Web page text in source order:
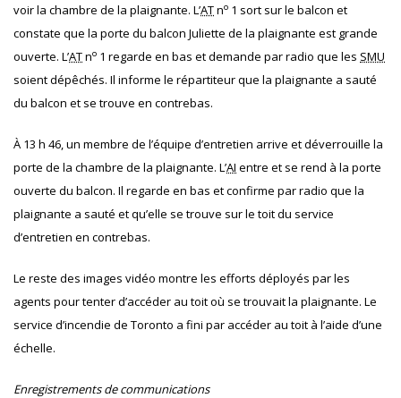
voir la chambre de la plaignante. L’ATno 1 sort sur le balcon et
constate que la porte du balcon Juliette de la plaignante est grande
ouverte. L’ATno 1 regarde en bas et demande par radio que les SMU
soient dépêchés. Il informe le répartiteur que la plaignante a sauté
du balcon et se trouve en contrebas.
À 13 h 46, un membre de l’équipe d’entretien arrive et déverrouille la
porte de la chambre de la plaignante. L’AI entre et se rend à la porte
ouverte du balcon. Il regarde en bas et confirme par radio que la
plaignante a sauté et qu’elle se trouve sur le toit du service
d’entretien en contrebas.
Le reste des images vidéo montre les efforts déployés par les
agents pour tenter d’accéder au toit où se trouvait la plaignante. Le
service d’incendie de Toronto a fini par accéder au toit à l’aide d’une
échelle.
Enregistrements de communications